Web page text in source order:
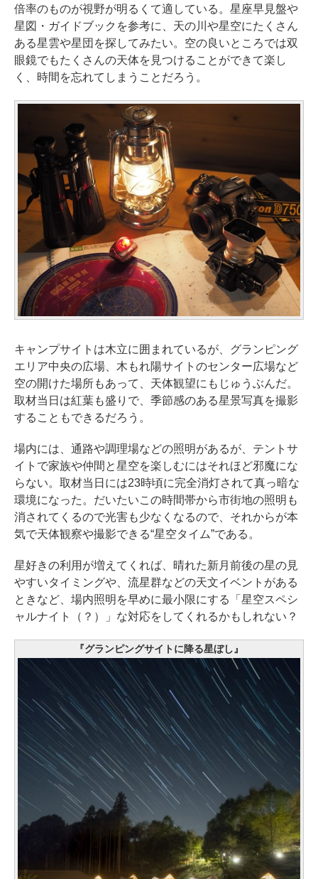
倍率のものが視野が明るくて適している。星座早見盤や
星図・ガイドブックを参考に、天の川や星空にたくさん
ある星雲や星団を探してみたい。空の良いところでは双
眼鏡でもたくさんの天体を見つけることができて楽し
く、時間を忘れてしまうことだろう。
キャンプサイトは木立に囲まれているが、グランピング
エリア中央の広場、木もれ陽サイトのセンター広場など
空の開けた場所もあって、天体観望にもじゅうぶんだ。
取材当日は紅葉も盛りで、季節感のある星景写真を撮影
することもできるだろう。
場内には、通路や調理場などの照明があるが、テントサ
イトで家族や仲間と星空を楽しむにはそれほど邪魔にな
らない。取材当日には23時頃に完全消灯されて真っ暗な
環境になった。だいたいこの時間帯から市街地の照明も
消されてくるので光害も少なくなるので、それからが本
気で天体観察や撮影できる“星空タイム”である。
星好きの利用が増えてくれば、晴れた新月前後の星の見
やすいタイミングや、流星群などの天文イベントがある
ときなど、場内照明を早めに最小限にする「星空スペシ
ャルナイト（？）」な対応をしてくれるかもしれない？
『グランピングサイトに降る星ぼし』